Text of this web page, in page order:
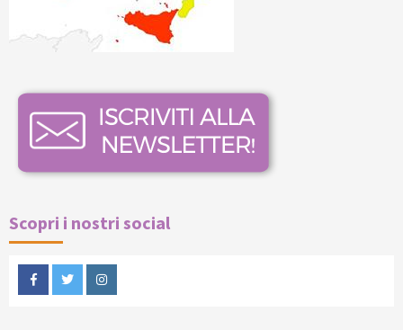
Scopri i nostri social
FacebookTwitterInstagram